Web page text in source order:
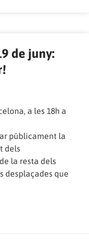
de juny:
a les 18h a
públicament la
dels
la resta dels
desplaçades que